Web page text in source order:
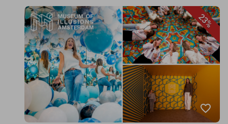
23%
favorite_border